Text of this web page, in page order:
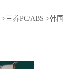
>三养PC/ABS >韩国